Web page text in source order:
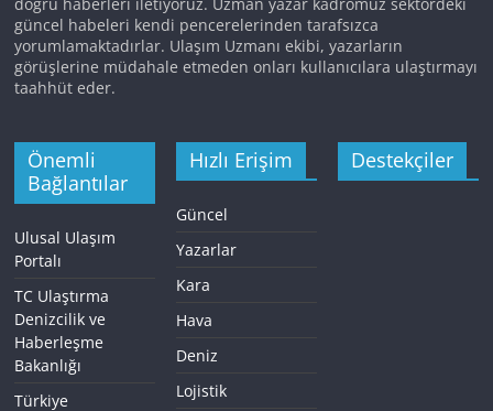
güncel habeleri kendi pencerelerinden tarafsızca
yorumlamaktadırlar. Ulaşım Uzmanı ekibi, yazarların
görüşlerine müdahale etmeden onları kullanıcılara ulaştırmayı
taahhüt eder.
Önemli
Bağlantılar
Ulusal Ulaşım
Portalı
TC Ulaştırma
Denizcilik ve
Haberleşme
Bakanlığı
Türkiye
Hızlı Erişim
Güncel
Yazarlar
Kara
Hava
Deniz
Lojistik
Destekçiler